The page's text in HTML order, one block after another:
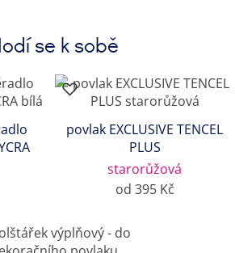
se k sobě
povlak EXCLUSIVE TENCEL
PLUS
starorůžová
od 395 Kč